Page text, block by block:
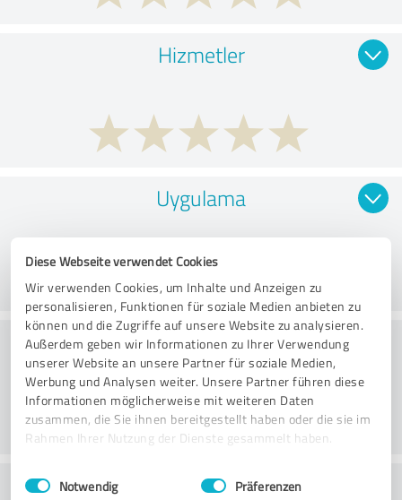
Diese Webseite verwendet Cookies
Wir verwenden Cookies, um Inhalte und Anzeigen zu
personalisieren, Funktionen für soziale Medien anbieten zu
können und die Zugriffe auf unsere Website zu analysieren.
Außerdem geben wir Informationen zu Ihrer Verwendung
unserer Website an unsere Partner für soziale Medien,
Werbung und Analysen weiter. Unsere Partner führen diese
Informationen möglicherweise mit weiteren Daten
zusammen, die Sie ihnen bereitgestellt haben oder die sie im
Rahmen Ihrer Nutzung der Dienste gesammelt haben.
Impressum Datenschutzbestimmungen
Einwilligungsauswahl
Notwendig Präferenzen
Hizmetler
Uygulama
Danışmanlık
Müşteri Hizmetleri